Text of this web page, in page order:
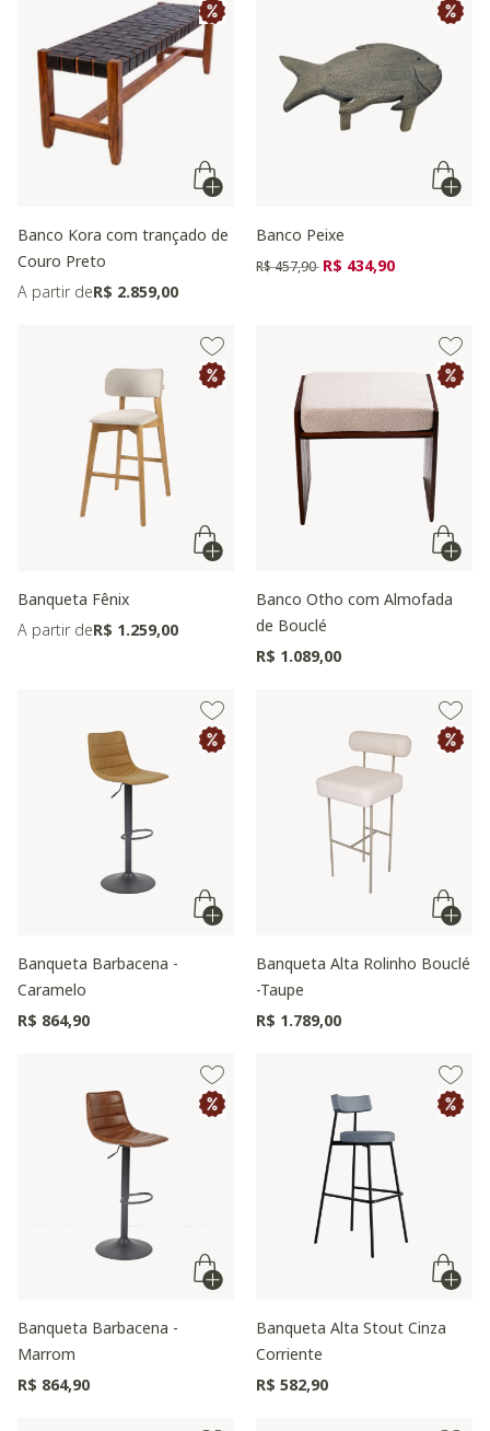
Banco Kora com trançado de
Couro Preto
A partir deR$ 2.859,00
Banco Peixe
Preço reduzido de
R$ 457,90 para
R$ 434,90
Banqueta Fênix
A partir deR$ 1.259,00
Banco Otho com Almofada
de Bouclé
R$ 1.089,00
Banqueta Barbacena -
Caramelo
R$ 864,90
Banqueta Alta Rolinho Bouclé
-Taupe
R$ 1.789,00
Banqueta Barbacena -
Marrom
R$ 864,90
Banqueta Alta Stout Cinza
Corriente
R$ 582,90